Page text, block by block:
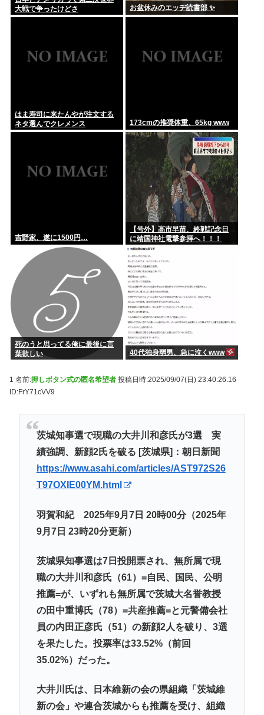
大戦で争ったけどさ
お盆休みのエッヂ読書部 ✨
はま寿司に来たんやが注文する
ネタ選んでクレメンス
173cmの推奨体重、65kg www
吉野家、遂に1500円…
【号外】高市早苗、終戦記念日
に靖国神社電撃参拝へ！！！
死のうと思ってる俺に最後に言
葉欲しい
40代独身弱男、急に泣くwww
1 名前:押しボタン式の匿名希望者 投稿日時:2025/09/07(日) 23:40:26.16
ID:FrY71cVV9
茨城知事選で現職の大井川和彦氏が3選 実
績強調、新顔2氏を破る [茨城県]：朝日新聞
https://www.asahi.com/articles/AST972S26
T97OXIE00YM.html
羽賀和紀 2025年9月7日 20時00分（2025年
9月7日 23時20分更新）
茨城県知事選は7日投開票され、無所属で現
職の大井川和彦氏（61）=自民、国民、公明
推薦=が、いずれも無所属で茨城大名誉教授
の田中重博氏（78）=共産推薦=と元警備会社
員の内田正彦氏（51）の新顔2人を破り、3選
を果たした。投票率は33.52%（前回
35.02%）だった。
大井川氏は、日本維新の会の県組織「茨城維
新の会」や連合茨城からも推薦を受け、組織